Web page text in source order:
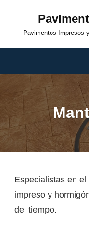
contentPavimentos Impresos
Especialistas en
impreso y
del tiempo.
de
entradas